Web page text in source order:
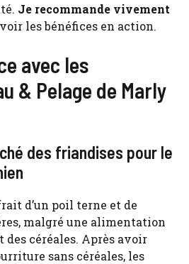
Je recommande vivement
les bénéfices en action.
avec les
& Pelage de Marly
des friandises pour le
d’un poil terne et de
malgré une alimentation
céréales. Après avoir
sans céréales, les